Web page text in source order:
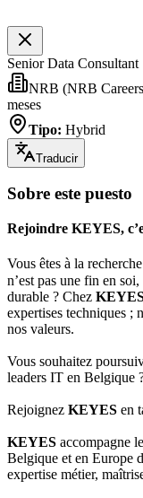
Senior Data Consultant
NRB (NRB
meses
Tipo: Hybrid
Traducir
Sobre este puesto
Rejoindre KEYES,
Vous êtes à la
n’est pas une fin en
durable ? Chez
expertises techniques ;
nos valeurs.
Vous souhaitez
leaders IT en Belgique
Rejoignez KEYES en
KEYES accompagne
Belgique et en Europe
expertise métier,